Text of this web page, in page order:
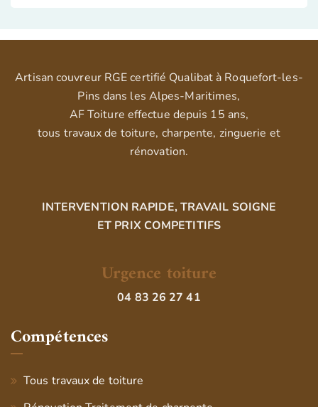
Artisan couvreur RGE certifié Qualibat à Roquefort-les-
Pins dans les Alpes-Maritimes,
AF Toiture effectue depuis 15 ans,
tous travaux de toiture, charpente, zinguerie et
rénovation.
INTERVENTION RAPIDE, TRAVAIL SOIGNE
ET PRIX COMPETITIFS
Urgence toiture
04 83 26 27 41
Compétences
Tous travaux de toiture